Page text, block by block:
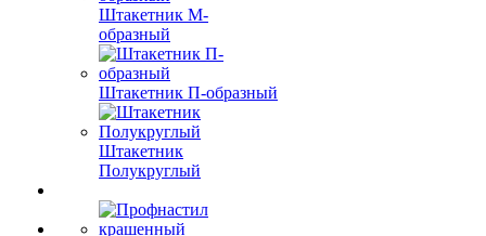
Штакетник М-
образный
Штакетник П-образный
Штакетник
Полукруглый